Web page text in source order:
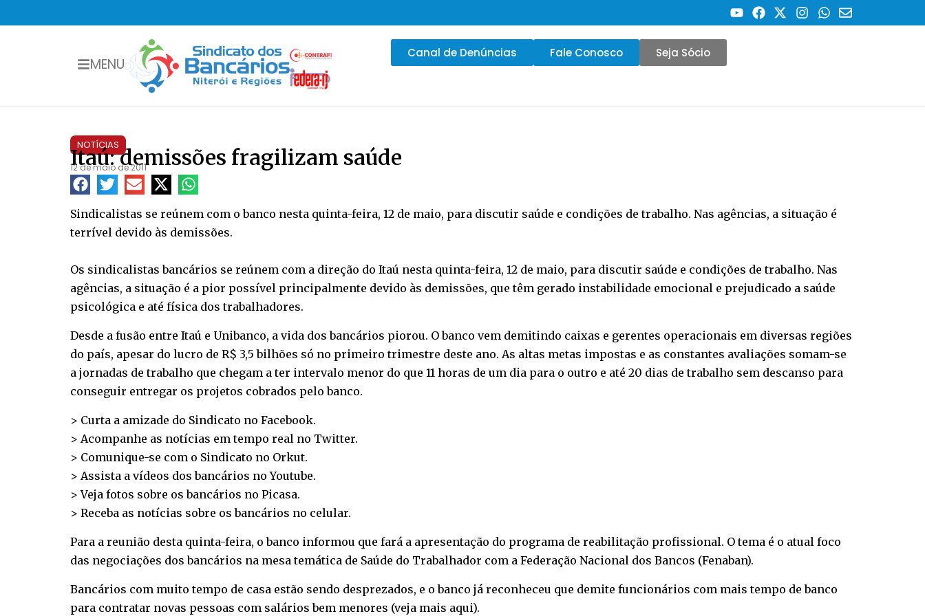
MENU
Canal de Denúncias Fale Conosco Seja Sócio
NOTÍCIAS
Itaú: demissões fragilizam saúde
12 de maio de 2011
Sindicalistas se reúnem com o banco nesta quinta-feira, 12 de maio, para discutir saúde e condições de trabalho. Nas agências, a situação é
terrível devido às demissões.
Os sindicalistas bancários se reúnem com a direção do Itaú nesta quinta-feira, 12 de maio, para discutir saúde e condições de trabalho. Nas
agências, a situação é a pior possível principalmente devido às demissões, que têm gerado instabilidade emocional e prejudicado a saúde
psicológica e até física dos trabalhadores.
Desde a fusão entre Itaú e Unibanco, a vida dos bancários piorou. O banco vem demitindo caixas e gerentes operacionais em diversas regiões
do país, apesar do lucro de R$ 3,5 bilhões só no primeiro trimestre deste ano. As altas metas impostas e as constantes avaliações somam-se
a jornadas de trabalho que chegam a ter intervalo menor do que 11 horas de um dia para o outro e até 20 dias de trabalho sem descanso para
conseguir entregar os projetos cobrados pelo banco.
> Curta a amizade do Sindicato no Facebook.
> Acompanhe as notícias em tempo real no Twitter.
> Comunique-se com o Sindicato no Orkut.
> Assista a vídeos dos bancários noYoutube.
> Veja fotos sobre os bancários no Picasa.
> Receba as notícias sobre os bancários no celular.
Para a reunião desta quinta-feira, o banco informou que fará a apresentação do programa de reabilitação profissional. O tema é o atual foco
das negociações dos bancários na mesa temática de Saúde do Trabalhador com a Federação Nacional dos Bancos (Fenaban).
Bancários com muito tempo de casa estão sendo desprezados, e o banco já reconheceu que demite funcionários com mais tempo de banco
para contratar novas pessoas com salários bem menores (veja mais aqui).